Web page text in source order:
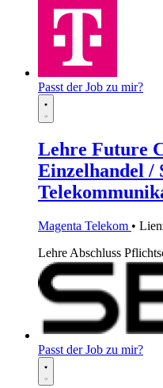
Passt der Job zu mir?
Lehre Future
Einzelhandel /
Magenta Telekom •
Lehre Abschluss
Passt der Job zu mir?